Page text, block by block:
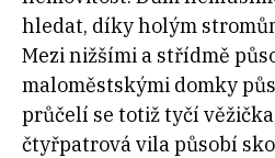
hledat, díky holým
Mezi nižšími a střídmě
maloměstskými domky
průčelí se totiž tyčí
čtyřpatrová vila působí